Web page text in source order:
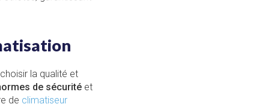
la qualité et
de sécurité et
de climatiseur